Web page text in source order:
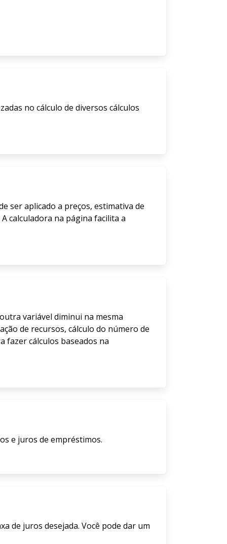
no cálculo de diversos cálculos
ser aplicado a preços, estimativa de
calculadora na página facilita a
variável diminui na mesma
de recursos, cálculo do número de
fazer cálculos baseados na
e juros de empréstimos.
de juros desejada. Você pode dar um